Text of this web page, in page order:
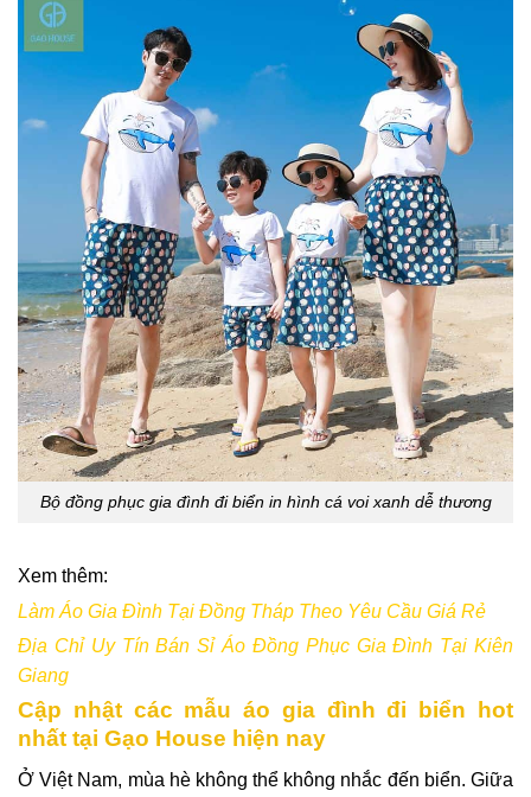
Bộ đồng phục gia đình đi biển in hình cá voi xanh dễ thương
Xem thêm:
Làm Áo Gia Đình Tại Đồng Tháp Theo Yêu Cầu Giá Rẻ
Địa Chỉ Uy Tín Bán Sỉ Áo Đồng Phục Gia Đình Tại Kiên
Giang
Cập nhật các mẫu áo gia đình đi biển hot
nhất tại Gạo House hiện nay
Ở Việt Nam, mùa hè không thể không nhắc đến biển. Giữa